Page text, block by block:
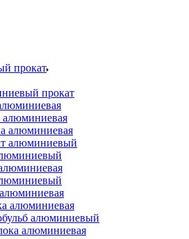
прокат
прокат
алюминиевая
алюминиевая
алюминиевый
алюминиевая
алюминиевый
алюминиевая